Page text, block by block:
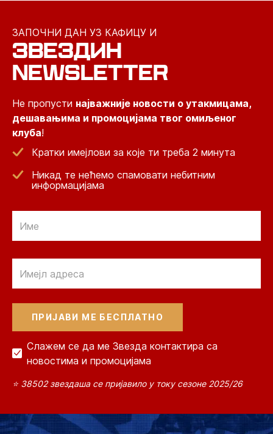
ЗАПОЧНИ ДАН УЗ КАФИЦУ И
ЗВЕЗДИН
NEWSLETTER
Не пропусти најважније новости о утакмицама,
дешавањима и промоцијама твог омиљеног
клуба!
Кратки имејлови за које ти треба 2 минута
Никад те нећемо спамовати небитним
информацијама
Слажем се да ме Звезда контактира са
новостима и промоцијама
⭐ 38502 звездаша се пријавило у току сезоне 2025/26